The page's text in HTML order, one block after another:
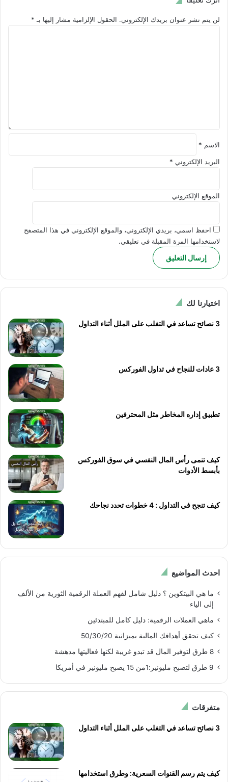
نصائح
لن يتم نشر عنوان بريدك الإلكتروني. الحقول الإلزامية مشار إليها بـ *
الاسم *
البريد الإلكتروني *
الموقع الإلكتروني
احفظ اسمي، بريدي الإلكتروني، والموقع الإلكتروني في هذا المتصفح
لاستخدامها المرة المقبلة في تعليقي.
اختيارنا لك
3 نصائح تساعد في التغلب على الملل أثناء التداول
3 عادات للنجاح في تداول الفوركس
تطبيق إداره المخاطر مثل المحترفين
كيف تنمى رأس المال النفسي في سوق الفوركس
بأبسط الأدوات
كيف تنجح في التداول : 4 خطوات تحدد نجاحك
احدث المواضيع
ما هي البيتكوين ؟ دليل شامل لفهم العملة الرقمية الثورية من الألف
إلى الياء
ماهي العملات الرقمية: دليل كامل للمبتدئين
كيف تحقق أهدافك المالية بميزانية 50/30/20
8 طرق لتوفير المال قد تبدو غريبة لكنها فعاليتها مدهشة
9 طرق لتصبح مليونير:1من 15 يصبح مليونير في أمريكا
متفرقات
3 نصائح تساعد في التغلب على الملل أثناء التداول
كيف يتم رسم القنوات السعرية: وطرق استخدامها